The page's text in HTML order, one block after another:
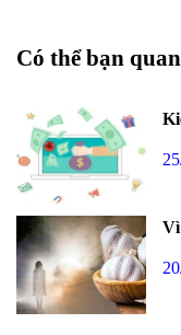
Có thể bạn
Vì